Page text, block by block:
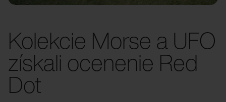
Kolekcie Morse a UFO
získali ocenenie Red
Dot